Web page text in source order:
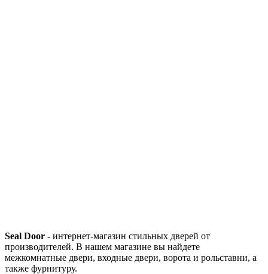
Seal Door - интернет-магазин стильных дверей от
производителей. В нашем магазине вы найдете
межкомнатные двери, входные двери, ворота и рольставни, а
также фурнитуру.